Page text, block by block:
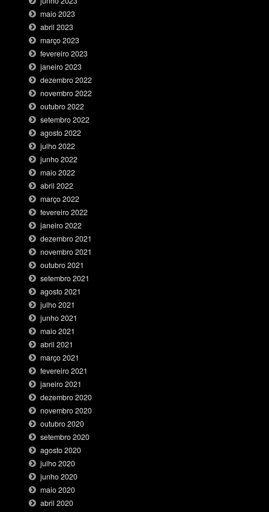
maio 2023
abril 2023
março 2023
fevereiro 2023
janeiro 2023
dezembro 2022
novembro 2022
outubro 2022
setembro 2022
agosto 2022
julho 2022
junho 2022
maio 2022
abril 2022
março 2022
fevereiro 2022
janeiro 2022
dezembro 2021
novembro 2021
outubro 2021
setembro 2021
agosto 2021
julho 2021
junho 2021
maio 2021
abril 2021
março 2021
fevereiro 2021
janeiro 2021
dezembro 2020
novembro 2020
outubro 2020
setembro 2020
agosto 2020
julho 2020
junho 2020
maio 2020
abril 2020